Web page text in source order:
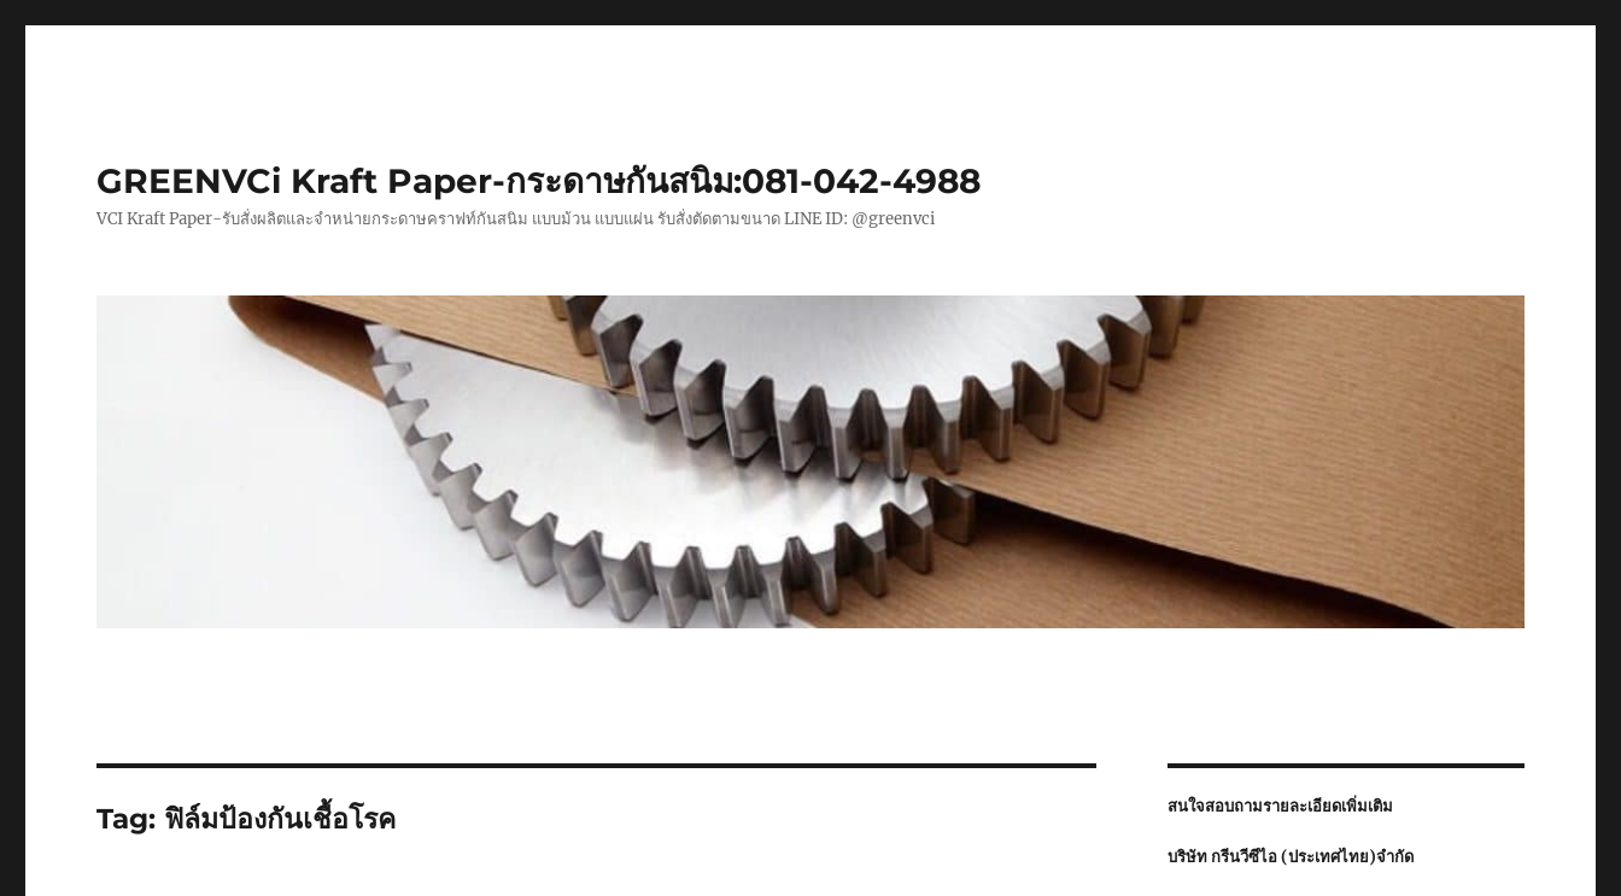
GREENVCi Kraft Paper-กระดาษกันสนิม:081-042-4988
VCI Kraft Paper-รับสั่งผลิตและจำหน่ายกระดาษคราฟท์กันสนิม แบบม้วน แบบแผ่น รับสั่งตัดตามขนาด LINE ID: @greenvci
Tag: ฟิล์มป้องกันเชื้อโรค สนใจสอบถามรายละเอียดเพิ่มเติม
บริษัท กรีนวีซีไอ (ประเทศไทย)จำกัด